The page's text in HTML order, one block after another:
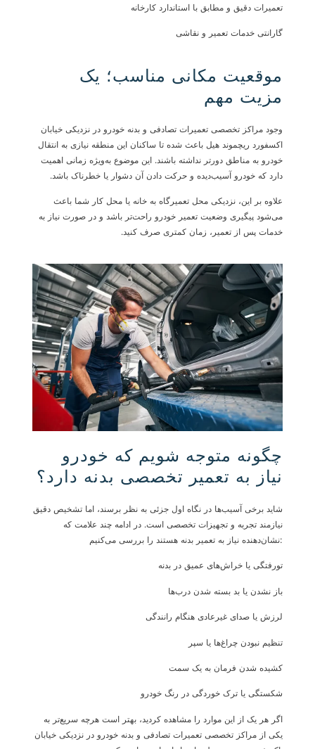
تعمیرات دقیق و مطابق با استاندارد کارخانه
گارانتی خدمات تعمیر و نقاشی
موقعیت مکانی مناسب؛ یک
مزیت مهم
وجود مراکز تخصصی تعمیرات تصادفی و بدنه خودرو در نزدیکی خیابان
اکسفورد ریچموند هیل باعث شده تا ساکنان این منطقه نیازی به انتقال
خودرو به مناطق دورتر نداشته باشند. این موضوع به‌ویژه زمانی اهمیت
دارد که خودرو آسیب‌دیده و حرکت دادن آن دشوار یا خطرناک باشد .
علاوه بر این، نزدیکی محل تعمیرگاه به خانه یا محل کار شما باعث
می‌شود پیگیری وضعیت تعمیر خودرو راحت‌تر باشد و در صورت نیاز به
خدمات پس از تعمیر، زمان کمتری صرف کنید.
چگونه متوجه شویم که خودرو
نیاز به تعمیر تخصصی بدنه دارد؟
شاید برخی آسیب‌ها در نگاه اول جزئی به نظر برسند، اما تشخیص دقیق
نیازمند تجربه و تجهیزات تخصصی است. در ادامه چند علامت که
نشان‌دهنده نیاز به تعمیر بدنه هستند را بررسی می‌کنیم:
تورفتگی یا خراش‌های عمیق در بدنه
باز نشدن یا بد بسته شدن درب‌ها
لرزش یا صدای غیرعادی هنگام رانندگی
تنظیم نبودن چراغ‌ها یا سپر
کشیده شدن فرمان به یک سمت
شکستگی یا ترک خوردگی در رنگ خودرو
اگر هر یک از این موارد را مشاهده کردید، بهتر است هرچه سریع‌تر به
یکی از مراکز تخصصی تعمیرات تصادفی و بدنه خودرو در نزدیکی خیابان